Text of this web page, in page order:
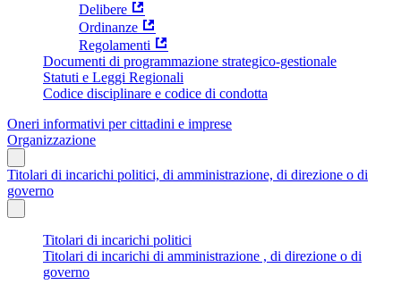
Delibere
Ordinanze
Regolamenti
Documenti di programmazione strategico-gestionale
Statuti e Leggi Regionali
Codice disciplinare e codice di condotta
Oneri informativi per cittadini e imprese
Organizzazione
Titolari di incarichi politici, di amministrazione, di direzione o di
governo
Titolari di incarichi politici
Titolari di incarichi di amministrazione , di direzione o di
governo